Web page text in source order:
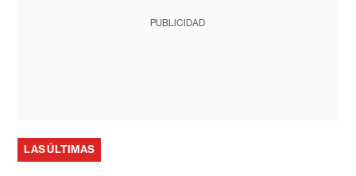
PUBLICIDAD
LAS ÚLTIMAS